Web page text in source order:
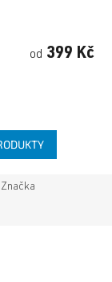
od 399 Kč
Značka